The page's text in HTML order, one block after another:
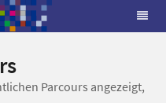
Parcours angezeigt,